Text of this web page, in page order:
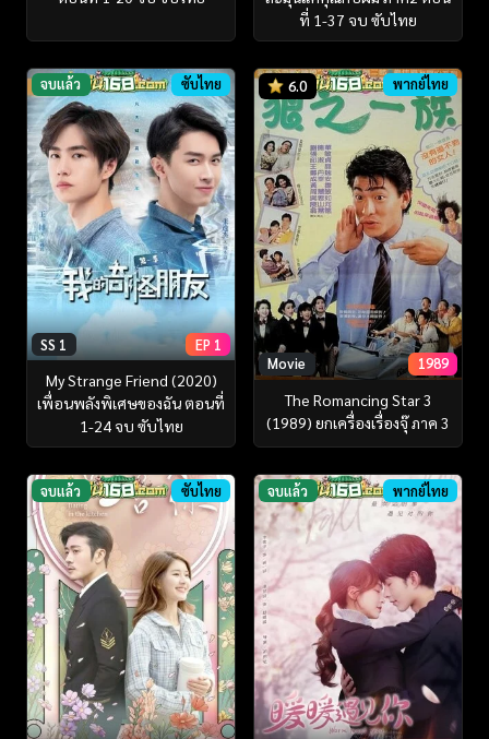
ที่ 1-37 จบ ซับไทย
จบแล้ว ซับไทย
SS 1 EP 1
My Strange Friend (2020)
เพื่อนพลังพิเศษของฉัน ตอนที่
1-24 จบ ซับไทย
6.0 พากย์ไทย
Movie 1989
The Romancing Star 3
(1989) ยกเครื่องเรื่องจุ๊ ภาค 3
จบแล้ว ซับไทย จบแล้ว พากย์ไทย